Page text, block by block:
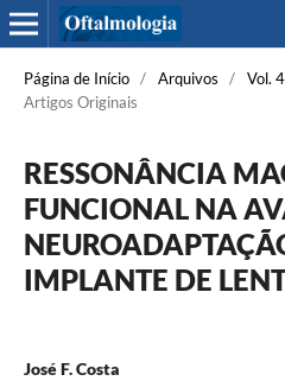
Página de Início / Arquivos / Vol.
Artigos Originais
RESSONÂNCIA
FUNCIONAL NA
IMPLANTE DE
José F. Costa